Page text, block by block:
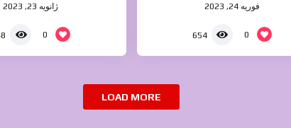
فوریه 24, 2023
0
654
ژانویه 23, 2023
0
LOAD MORE